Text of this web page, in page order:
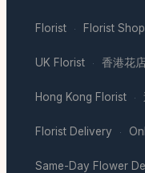
Florist · Florist Shop
UK Florist · 香港花店
Hong Kong Florist ·
Florist Delivery ·
Same-Day Flower